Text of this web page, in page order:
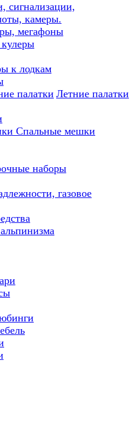
сигнализации,
камеры.
мегафоны
к лодкам
палатки Летние палатки
Спальные мешки
наборы
газовое